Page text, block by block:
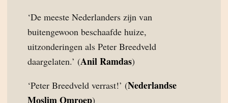
‘De meeste Nederlanders zijn van
buitengewoon beschaafde huize,
uitzonderingen als Peter Breedveld
daargelaten.’ (Anil Ramdas)
‘Peter Breedveld verrast!’ (Nederlandse
Moslim Omroep)